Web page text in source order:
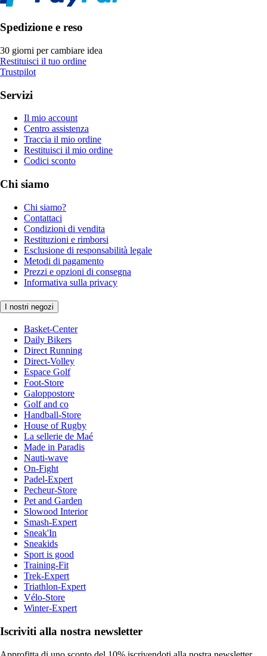
Spedizione e reso
30 giorni per cambiare idea
Restituisci il tuo ordine
Trustpilot
Servizi
Il mio account
Centro assistenza
Traccia il mio ordine
Restituisci il mio ordine
Codici sconto
Chi siamo
Chi siamo?
Contattaci
Condizioni di vendita
Restituzioni e rimborsi
Esclusione di responsabilità legale
Metodi di pagamento
Prezzi e opzioni di consegna
Informativa sulla privacy
I nostri negozi
Basket-Center
Daily Bikers
Direct Running
Direct-Volley
Espace Golf
Foot-Store
Galoppostore
Golf and co
Handball-Store
House of Rugby
La sellerie de Maé
Made in Paradis
Nauti-wave
On-Fight
Padel-Expert
Pecheur-Store
Pet and Garden
Slowood Interior
Smash-Expert
Sneak'In
Sneakids
Sport is good
Training-Fit
Trek-Expert
Triathlon-Expert
Vélo-Store
Winter-Expert
Iscriviti alla nostra newsletter